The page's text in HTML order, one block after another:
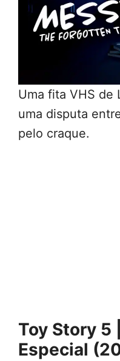
Uma fita VHS de
uma disputa
pelo craque.
Toy Story 5
Especial